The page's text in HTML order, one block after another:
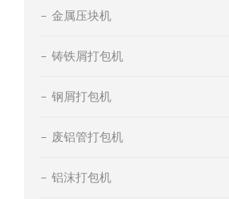
金属压块机
铸铁屑打包机
钢屑打包机
废铝管打包机
铝沫打包机